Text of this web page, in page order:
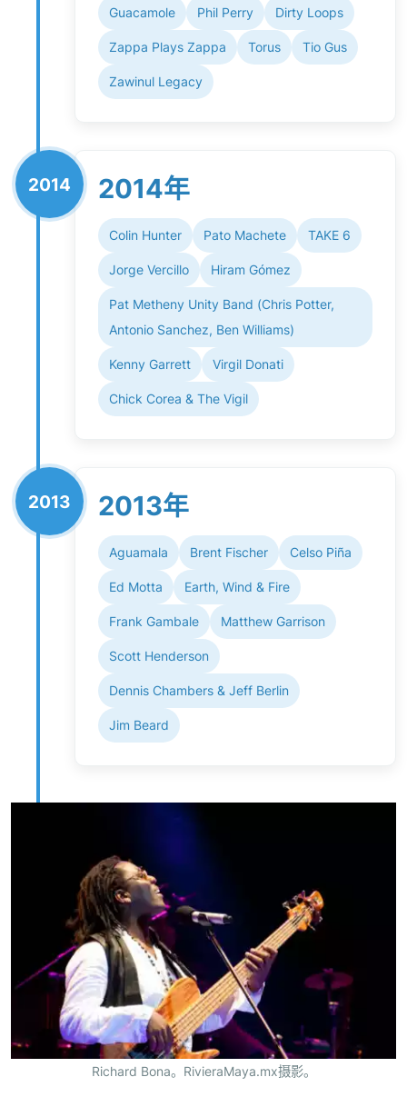
Guacamole Phil Perry Dirty Loops
Zappa Plays Zappa Torus Tio Gus
Zawinul Legacy
2014 2014年
Colin Hunter Pato Machete TAKE 6
Jorge Vercillo Hiram Gómez
Pat Metheny Unity Band (Chris Potter,
Antonio Sanchez, Ben Williams)
Kenny Garrett Virgil Donati
Chick Corea & The Vigil
2013 2013年
Aguamala Brent Fischer Celso Piña
Ed Motta Earth, Wind & Fire
Frank Gambale Matthew Garrison
Scott Henderson
Dennis Chambers & Jeff Berlin
Jim Beard
Richard Bona。RivieraMaya.mx摄影。